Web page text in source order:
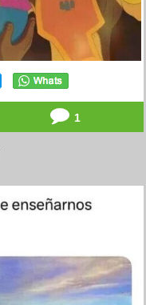
1